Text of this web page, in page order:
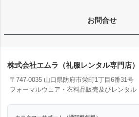
お問合せ
株式会社エムラ（礼服レンタル専門店）
〒747-0035 山口県防府市栄町1丁目6番31号
フォーマルウェア・衣料品販売及びレンタル